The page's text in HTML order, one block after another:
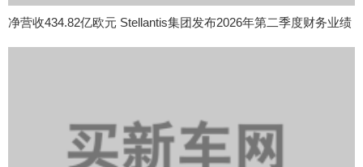
净营收434.82亿欧元 Stellantis集团发布2026年第二季度财务业绩